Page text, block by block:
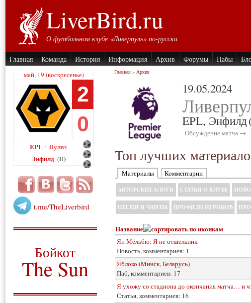
LiverBird.ru
О футбольном клубе «Ливерпуль» по-русски
Главная Команда История Информация Архив Форумы Пабы
май, 19 (воскресенье)
2
0
EPL : Вулвз
Энфилд (H)
t.me/TheLiverbird
Бойкот
The Sun
Главная » Архив
19.05.2024
EPL, Энфилд
Обсуждение матча →
Топ лучших
Материалы Комментарии
АВТОРСКИЕ БЛОГИ СТАТЬИ О КЛУБЕ
ПЕСНИ И ЧАНТЫ ПРОФИЛИ ИГРОКОВ
Название
Ян Мёльбю: Я не отшельник
Новость, комментариев: 1
Яблоко (Минск, Беларусь)
Паб, комментариев: 17
Я ухожу со стадиона до окончания матча… и
Статья, комментариев: 16